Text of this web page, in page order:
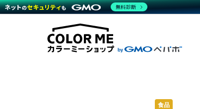
商材一覧を見る
機能一覧を見る
料金
プラン・料金一覧を見る
事例
運営サポート
サポート一覧を見る
食品
無料診断